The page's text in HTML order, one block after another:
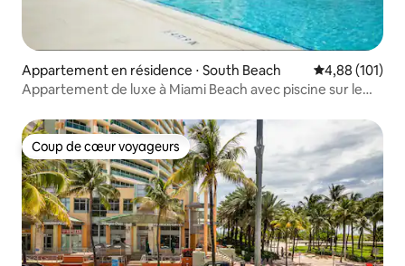
Appartement en résidence ⋅ South Beach Évaluation
4,88 (101)
Appartement de luxe à Miami Beach avec piscine sur le
Coup de cœur voyageurs
Coup de cœur voyageurs